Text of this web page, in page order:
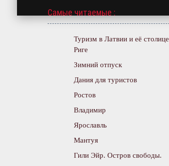
Самые читаемые :
Туризм в Латвии и её столице
Риге
Зимний отпуск
Дания для туристов
Ростов
Владимир
Ярославль
Мантуя
Гили Эйр. Остров свободы.